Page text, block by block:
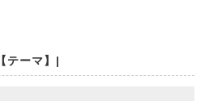
【テーマ】|